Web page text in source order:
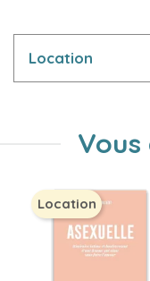
Location
Vous
Location